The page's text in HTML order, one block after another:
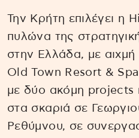
Την Κρήτη επιλέγει η
πυλώνα της
στην Ελλάδα, με
Old Town Resort &
με δύο ακόμη projects
στα σκαριά σε
Ρεθύμνου, σε